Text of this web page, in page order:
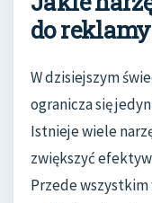
do
W dzisiejszym
ogranicza się
Istnieje wiele
zwiększyć
Przede